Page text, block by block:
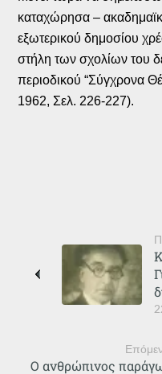
καταχώρησα –
εξωτερικού δημοσίου
στήλη των σχολίων του
περιοδικού “Σύγχρονα
1962, Σελ. 226-227).
Ο ανθρώπινος